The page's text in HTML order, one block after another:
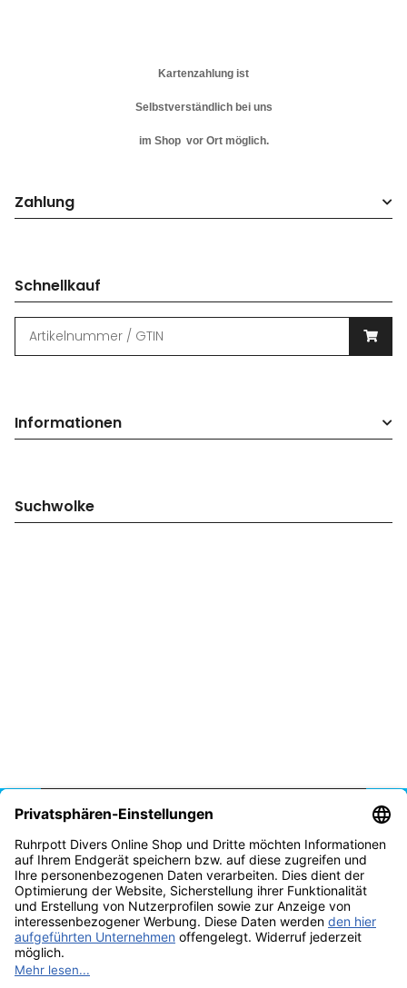
Kartenzahlung ist
Selbstverständlich bei uns
im Shop vor Ort möglich.
Zahlung
Schnellkauf
Informationen
Suchwolke
Vertrag widerrufen